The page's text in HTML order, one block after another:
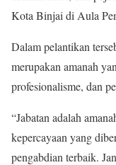
Kota Binjai di Aula
Dalam pelantikan
merupakan amanah
profesionalisme, dan
“Jabatan adalah
kepercayaan yang
pengabdian terbaik.